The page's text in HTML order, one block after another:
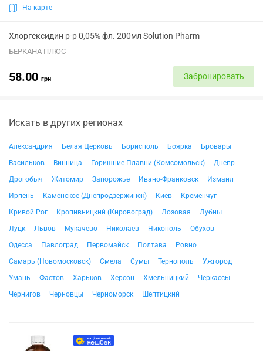
На карте
Хлоргексидин р-р 0,05% фл. 200мл Solution Pharm
БЕРКАНА ПЛЮС
58.00 грн Забронировать
Искать в других регионах
Александрия Белая Церковь Борисполь Боярка
Бровары
Васильков
Винница Горишние Плавни (Комсомольск)
Днепр
Дрогобыч
Житомир Запорожье Ивано-Франковск
Измаил
Ирпень
Каменское (Днепродзержинск) Киев
Кременчуг
Кривой Рог
Кропивницкий (Кировоград) Лозовая
Лубны
Луцк
Львов Мукачево Николаев Никополь
Обухов
Одесса
Павлоград Первомайск Полтава
Ровно
Самарь (Новомосковск)
Смела Сумы Тернополь
Ужгород
Умань
Фастов Харьков Херсон Хмельницкий
Черкассы
Чернигов
Черновцы Черноморск Шептицкий